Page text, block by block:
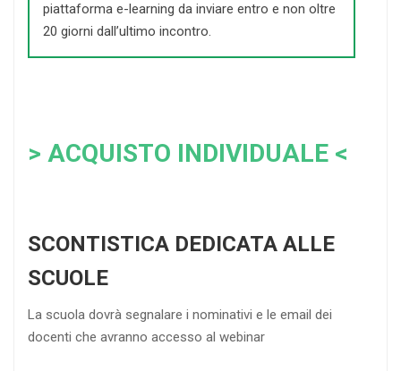
piattaforma e-learning da inviare entro e non oltre
20 giorni dall’ultimo incontro.
> ACQUISTO INDIVIDUALE <
SCONTISTICA DEDICATA ALLE
SCUOLE
La scuola dovrà segnalare i nominativi e le email dei
docenti che avranno accesso al webinar